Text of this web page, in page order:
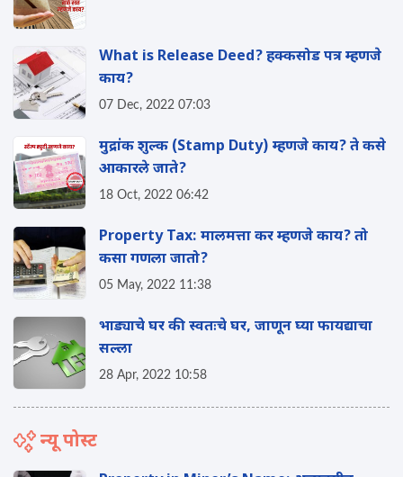
What is Release Deed? हक्कसोड पत्र म्हणजे
काय?
07 Dec, 2022 07:03
मुद्रांक शुल्क (Stamp Duty) म्हणजे काय? ते कसे
आकारले जाते?
18 Oct, 2022 06:42
Property Tax: मालमत्ता कर म्हणजे काय? तो
कसा गणला जातो?
05 May, 2022 11:38
भाड्याचे घर की स्वतःचे घर, जाणून घ्या फायद्याचा
सल्ला
28 Apr, 2022 10:58
न्यू पोस्ट